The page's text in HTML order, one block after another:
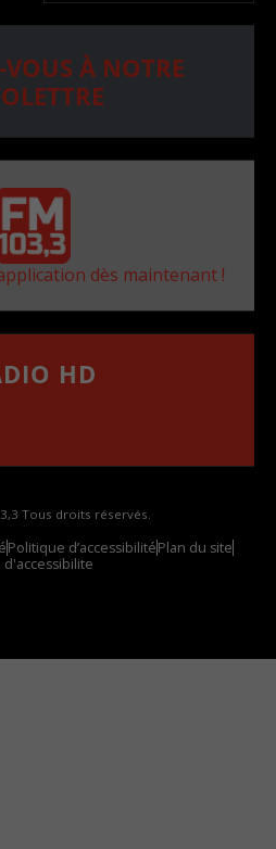
À NOTRE
dès maintenant !
HD
Tous droits réservés.
Politique d’accessibilitéPlan du site
d'accessibilite